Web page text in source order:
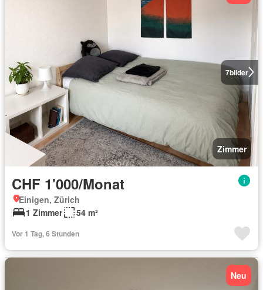
7bilder
Zimmer
CHF 1'000/Monat
Einigen, Zürich
1 Zimmer
54 m²
Vor 1 Tag, 6 Stunden
Neu